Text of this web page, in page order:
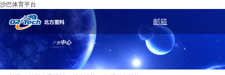
沙巴体育平台
邮箱